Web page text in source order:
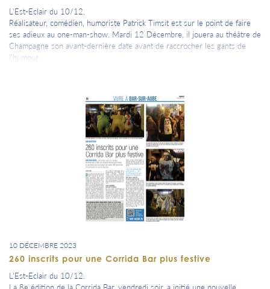
L'Est-Eclair du 10/12.
Réalisateur, comédien, humoriste Patrick Timsit est sur le point de faire
ses adieux au one-man-show. Mardi 12 Décembre, il jouera au théâtre de
Champagne son avant-dernière date avant de raccrocher les gants de
l'humour.
10 DÉCEMBRE 2023
260 inscrits pour une Corrida Bar plus festive
L'Est-Eclair du 10/12.